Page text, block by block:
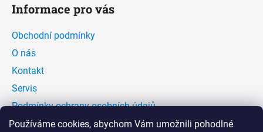
Používáme cookies, abychom Vám umožnili pohodlné
Informace pro vás
Obchodní podmínky
O nás
Kontakt
Servis
Podmínky ochrany osobních údajů
Kontaktní formulář